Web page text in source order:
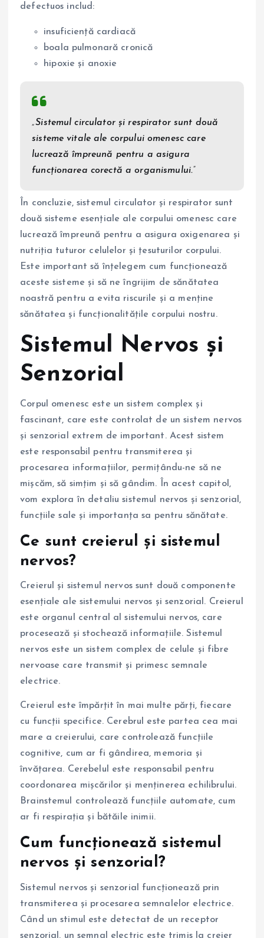
defectuos includ:
insuficiență cardiacă
boala pulmonară cronică
hipoxie și anoxie
„Sistemul circulator și respirator sunt două
sisteme vitale ale corpului omenesc care
lucrează împreună pentru a asigura
funcționarea corectă a organismului.”
În concluzie, sistemul circulator și respirator sunt
două sisteme esențiale ale corpului omenesc care
lucrează împreună pentru a asigura oxigenarea și
nutriția tuturor celulelor și țesuturilor corpului.
Este important să înțelegem cum funcționează
aceste sisteme și să ne îngrijim de sănătatea
noastră pentru a evita riscurile și a menține
sănătatea și funcționalitățile corpului nostru.
Sistemul Nervos și
Senzorial
Corpul omenesc este un sistem complex și
fascinant, care este controlat de un sistem nervos
și senzorial extrem de important. Acest sistem
este responsabil pentru transmiterea și
procesarea informațiilor, permițându-ne să ne
mișcăm, să simțim și să gândim. În acest capitol,
vom explora în detaliu sistemul nervos și senzorial,
funcțiile sale și importanța sa pentru sănătate.
Ce sunt creierul și sistemul
nervos?
Creierul și sistemul nervos sunt două componente
esențiale ale sistemului nervos și senzorial. Creierul
este organul central al sistemului nervos, care
procesează și stochează informațiile. Sistemul
nervos este un sistem complex de celule și fibre
nervoase care transmit și primesc semnale
electrice.
Creierul este împărțit în mai multe părți, fiecare
cu funcții specifice. Cerebrul este partea cea mai
mare a creierului, care controlează funcțiile
cognitive, cum ar fi gândirea, memoria și
învățarea. Cerebelul este responsabil pentru
coordonarea mișcărilor și menținerea echilibrului.
Brainstemul controlează funcțiile automate, cum
ar fi respirația și bătăile inimii.
Cum funcționează sistemul
nervos și senzorial?
Sistemul nervos și senzorial funcționează prin
transmiterea și procesarea semnalelor electrice.
Când un stimul este detectat de un receptor
senzorial, un semnal electric este trimis la creier